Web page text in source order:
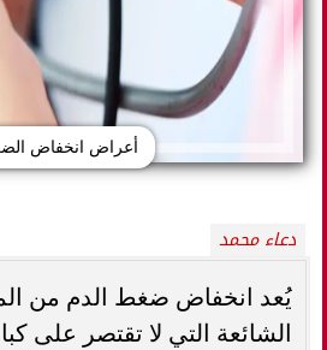
أعراض انخفاض
دعاء محمد
يُعد انخفاض ضغط الدم من
الشائعة التي لا تقتصر على